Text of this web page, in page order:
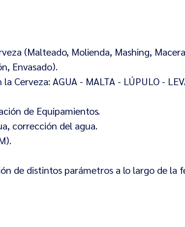
(Malteado, Molienda, Mashing,
Envasado).
Cerveza: AGUA - MALTA - LÚPULO -
de Equipamientos.
corrección del agua.
de distintos parámetros a lo largo de la